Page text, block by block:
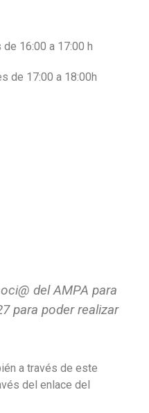
16:00 a 17:00 h
de 17:00 a 18:00h
del AMPA para
para poder realizar
a través de este
del enlace del